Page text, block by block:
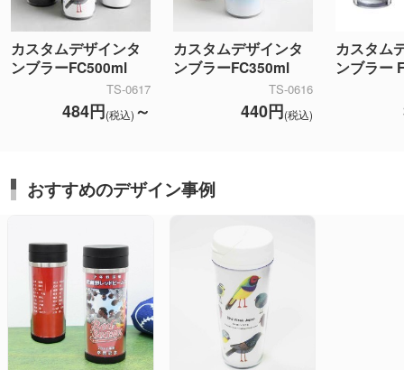
カスタムデザインタ
ンブラーFC500ml
TS-0617
484円(税込) ～
カスタムデザインタ
ンブラーFC350ml
TS-0616
440円(税込)
カスタム
ンブラー
おすすめのデザイン事例